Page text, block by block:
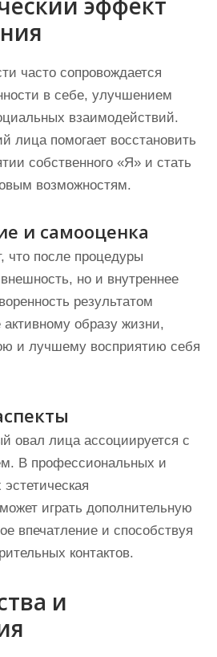
часто сопровождается
в себе, улучшением
взаимодействий.
лица помогает восстановить
собственного «Я» и стать
возможностям.
и самооценка
что после процедуры
но и внутреннее
результатом
активному образу жизни,
и лучшему восприятию себя
овал лица ассоциируется с
В профессиональных и
играть дополнительную
впечатление и способствуя
контактов.
и